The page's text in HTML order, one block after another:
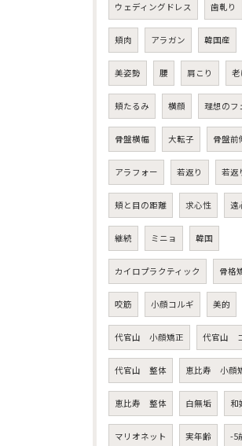
ウェディングドレス 歯軋り
頬肉 アラガン 韓国産
美姿勢 腰 肩こり 老
頬たるみ 横顔 理想のフ
骨盤横幅 大転子 骨盤前
アラフォー 若返り 若返
頬と目の距離 求心性 遠
継続 ミニョ 韓国
カイロプラクティック 骨格
咬筋 小顔コルギ 美的
代官山 小顔矯正 代官山
代官山 整体 恵比寿 小顔
恵比寿 整体 白無垢 和
マリオネット 実年齢 -5